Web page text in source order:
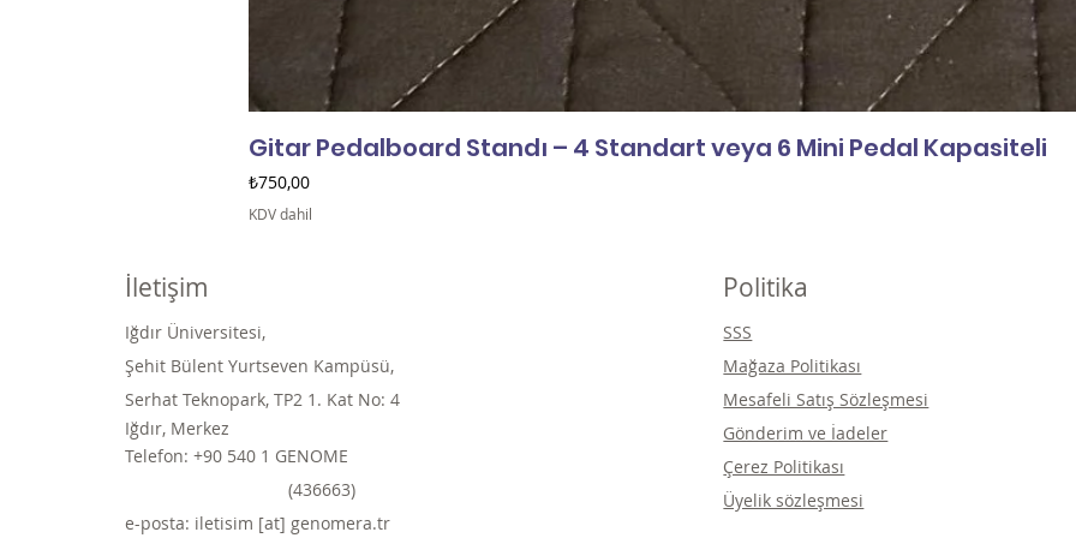
Gitar Pedalboard Standı – 4 Standart veya 6 Mini Pedal Kapasiteli
Fiyat
₺750,00
KDV dahil
İletişim
Iğdır Üniversitesi,
Şehit Bülent Yurtseven Kampüsü,
Serhat Teknopark, TP2 1. Kat No: 4
Iğdır, Merkez
Telefon: +90 540 1 GENOME
(436663)
e-posta: iletisim [at] genomera.tr
Politika
SSS
Mağaza Politikası
Mesafeli Satış Sözleşmesi
Gönderim ve İadeler
Çerez Politikası
Üyelik sözleşmesi